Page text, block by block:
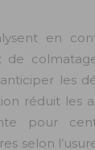
en
de
les
réduit les
pour
selon